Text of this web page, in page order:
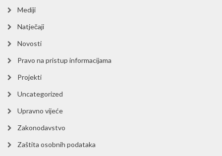
Mediji
Natječaji
Novosti
Pravo na pristup informacijama
Projekti
Uncategorized
Upravno vijeće
Zakonodavstvo
Zaštita osobnih podataka